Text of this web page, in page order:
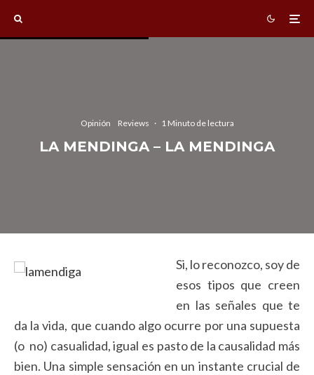
Opinión Reviews · 1 Minuto de lectura
LA MENDINGA – LA MENDINGA
Si, lo reconozco, soy de
esos tipos que creen
en las señales que te
da la vida, que cuando algo ocurre por una supuesta
(o no) casualidad, igual es pasto de la causalidad más
bien. Una simple sensación en un instante crucial de